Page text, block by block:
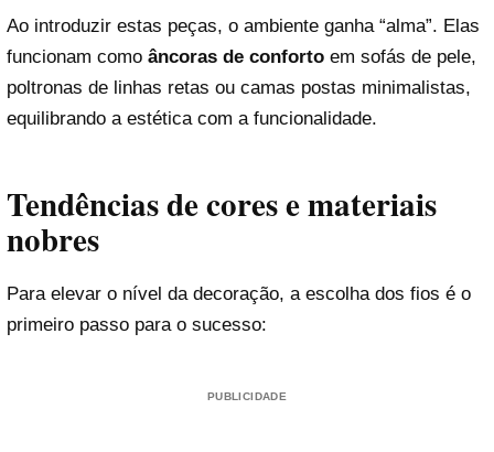
Ao introduzir estas peças, o ambiente ganha “alma”. Elas
funcionam como âncoras de conforto em sofás de pele,
poltronas de linhas retas ou camas postas minimalistas,
equilibrando a estética com a funcionalidade.
Tendências de cores e materiais
nobres
Para elevar o nível da decoração, a escolha dos fios é o
primeiro passo para o sucesso:
PUBLICIDADE